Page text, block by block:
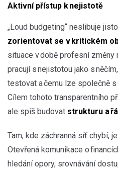
Aktivní přístup k nejistotě
„Loud budgeting“ neslibuje
zorientovat se v kritickém
situace v době profesní změny
pracují s nejistotou jako s
testovat a čemu lze společně
Cílem tohoto transparentního
ale spíš budovat strukturu a
Tam, kde záchranná síť chybí,
Otevřená komunikace o
hledání opory, srovnávání